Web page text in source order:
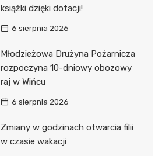
książki dzięki dotacji!
6 sierpnia 2026
Młodzieżowa Drużyna Pożarnicza
rozpoczyna 10-dniowy obozowy
raj w Wińcu
6 sierpnia 2026
Zmiany w godzinach otwarcia filii
w czasie wakacji